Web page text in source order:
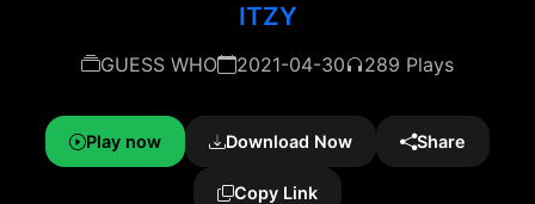
ITZY
GUESS WHO 2021-04-30 289 Plays
Play now Download Now Share
Copy Link